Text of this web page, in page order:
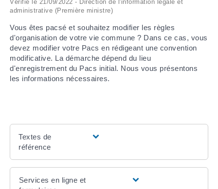
Vérifié le 21/09/2022 - Direction de l'information légale et
administrative (Première ministre)
Vous êtes pacsé et souhaitez modifier les règles
d'organisation de votre vie commune ? Dans ce cas, vous
devez modifier votre Pacs en rédigeant une convention
modificative. La démarche dépend du lieu
d'enregistrement du Pacs initial. Nous vous présentons
les informations nécessaires.
Textes de
référence
Services en ligne et
DÉLIBÉRATIONS